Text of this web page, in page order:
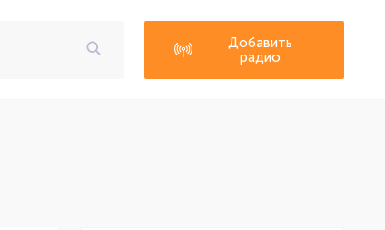
Добавить
радио